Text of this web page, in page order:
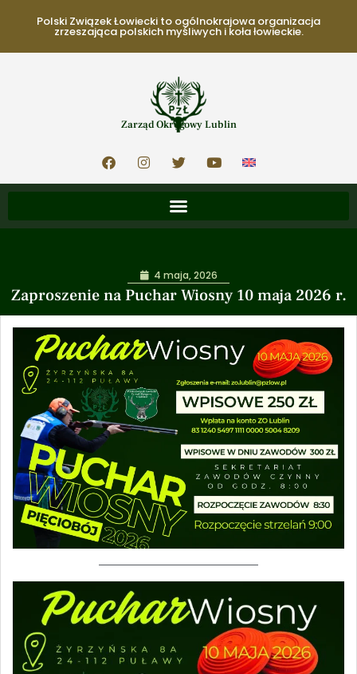
Polski Związek Łowiecki to ogólnokrajowa organizacja
zrzeszająca polskich myśliwych i koła łowieckie.
Zarząd Okręgowy Lublin
Zaproszenie na Puchar Wiosny 10 maja 2026 r.
4 maja, 2026